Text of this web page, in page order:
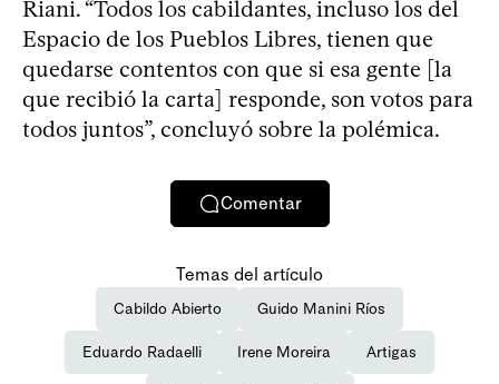
Riani. “Todos los cabildantes, incluso los del
Espacio de los Pueblos Libres, tienen que
quedarse contentos con que si esa gente [la
que recibió la carta] responde, son votos para
todos juntos”, concluyó sobre la polémica.
Comentar
Temas del artículo
Cabildo Abierto Guido Manini Ríos
Eduardo Radaelli Irene Moreira Artigas